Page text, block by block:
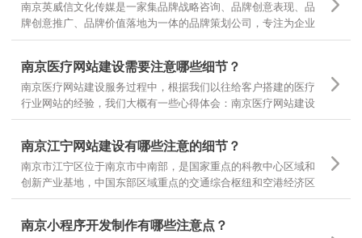
南京英威信文化传媒是一家集品牌战略咨询、品牌创意表现、品
牌创意推广、品牌价值落地为一体的品牌策划公司，专注为企业
提供品牌定位和品牌设计 坚持专项调研，精准诊断，团队策划，
一种认可
南京医疗网站建设需要注意哪些细节？
南京医疗网站建设服务过程中，根据我们以往给客户搭建的医疗
行业网站的经验，我们大概有一些心得体会：南京医疗网站建设
基本有以下几个领域，有的企业做医疗器械，有的做医疗咨询，
域，结合自身需求，定位不同的医疗网站建设
南京江宁网站建设有哪些注意的细节？
南京市江宁区位于南京市中南部，是国家重点的科教中心区域和
创新产业基地，中国东部区域重点的交通综合枢纽和空港经济区
枢纽。南京江宁从东西南三面环抱南京主城区，航空、港口、铁
站建设有哪些需要注意的细节？
南京小程序开发制作有哪些注意点？